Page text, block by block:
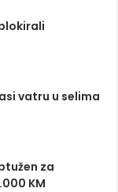
vatru u selima
za
KM